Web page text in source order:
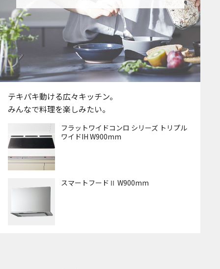
テキパキ動ける広々キッチン。
みんなで料理を楽しみたい。
フラットワイドコンロ シリーズ トリプル
ワイドIH W900mm
スマートフードⅡ W900mm